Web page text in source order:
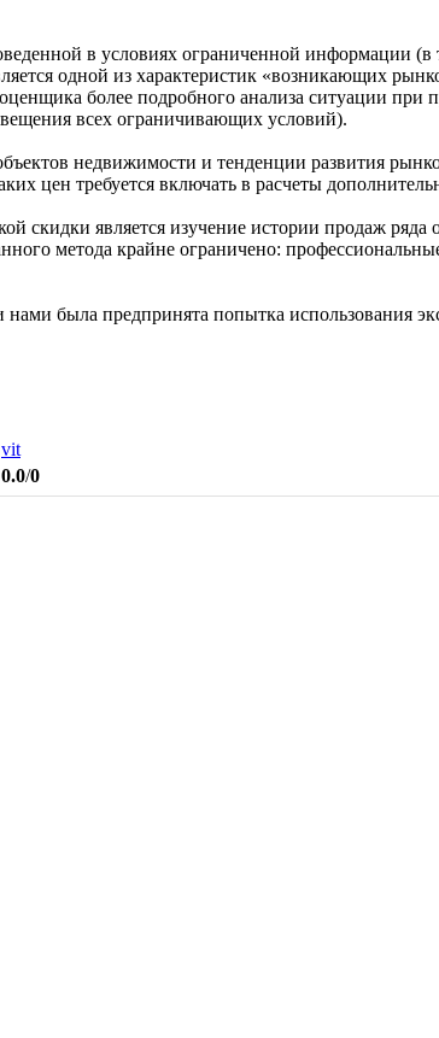
в условиях ограниченной информации
одной из характеристик «возникающих
более подробного анализа ситуации при
всех ограничивающих условий).
недвижимости и тенденции развития
цен требуется включать в расчеты
скидки является изучение истории продаж ряда
метода крайне ограничено:
была предпринята попытка использования
vit
0.0/0